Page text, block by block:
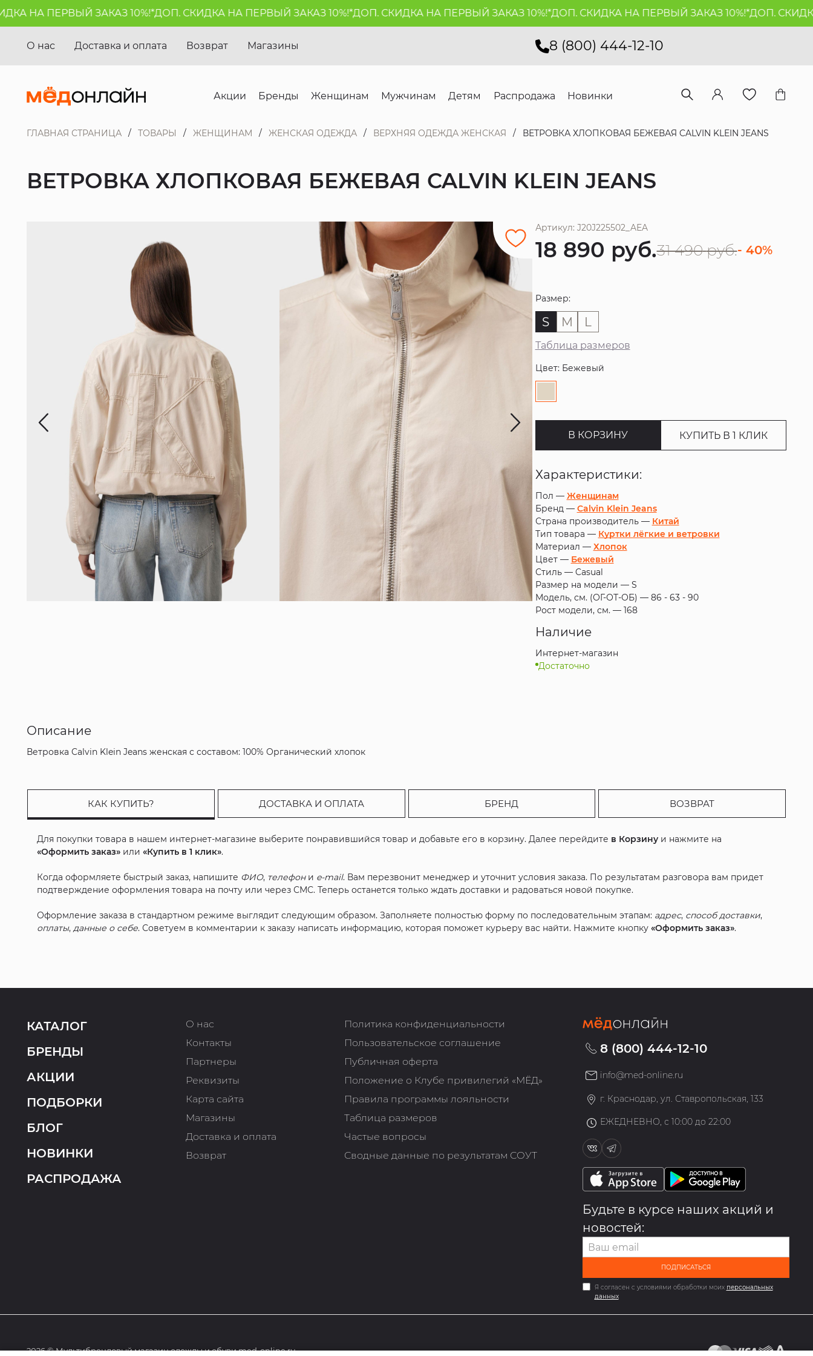
НА ПЕРВЫЙ ЗАКАЗ 10%!*ДОП. СКИДКА НА ПЕРВЫЙ ЗАКАЗ 10%!*ДОП. СКИДКА НА ПЕРВЫЙ ЗАКАЗ 10%!*ДОП. СКИДКА НА ПЕРВЫЙ ЗАКАЗ 10%!*ДОП. СКИДКА
8 (800) 444-12-10
О нас Доставка и оплата Возврат Магазины
Акции Бренды Женщинам Мужчинам Детям Распродажа Новинки
ГЛАВНАЯ СТРАНИЦА ТОВАРЫ ЖЕНЩИНАМ ЖЕНСКАЯ ОДЕЖДА ВЕРХНЯЯ ОДЕЖДА ЖЕНСКАЯ ВЕТРОВКА ХЛОПКОВАЯ БЕЖЕВАЯ CALVIN KLEIN JEANS
ВЕТРОВКА ХЛОПКОВАЯ БЕЖЕВАЯ CALVIN KLEIN JEANS
Артикул: J20J225502_AEA
18 890 руб.31 490 руб.- 40%
Размер:
S M L
Таблица размеров
Цвет: Бежевый
В КОРЗИНУ КУПИТЬ В 1 КЛИК
Характеристики:
Пол — Женщинам
Бренд — Calvin Klein Jeans
Страна производитель — Китай
Тип товара — Куртки лёгкие и ветровки
Материал — Хлопок
Цвет — Бежевый
Стиль — Casual
Размер на модели — S
Модель, см. (ОГ-ОТ-ОБ) — 86 - 63 - 90
Рост модели, см. — 168
Наличие
Интернет-магазин
Достаточно
Описание
Ветровка Calvin Klein Jeans женская с составом: 100% Органический хлопок
КАК КУПИТЬ? ДОСТАВКА И ОПЛАТА БРЕНД ВОЗВРАТ
Для покупки товара в нашем интернет-магазине выберите понравившийся товар и добавьте его в корзину. Далее перейдите в Корзину и нажмите на
«Оформить заказ» или«Купить в 1 клик».
Когда оформляете быстрый заказ, напишите ФИО, телефони e-mail. Вам перезвонит менеджер и уточнит условия заказа. По результатам разговора вам придет
подтверждение оформления товара на почту или через СМС. Теперь останется только ждать доставки и радоваться новой покупке.
Оформление заказа в стандартном режиме выглядит следующим образом. Заполняете полностью форму по последовательным этапам: адрес, способ доставки,
оплаты,данные о себе. Советуем в комментарии к заказу написать информацию, которая поможет курьеру вас найти. Нажмите кнопку«Оформить заказ».
КАТАЛОГ
БРЕНДЫ
АКЦИИ
ПОДБОРКИ
БЛОГ
НОВИНКИ
РАСПРОДАЖА
О нас
Контакты
Партнеры
Реквизиты
Карта сайта
Магазины
Доставка и оплата
Возврат
Политика конфиденциальности
Пользовательское соглашение
Публичная оферта
Положение о Клубе привилегий «МЁД»
Правила программы лояльности
Таблица размеров
Частые вопросы
Сводные данные по результатам СОУТ
8 (800) 444-12-10
info@med-online.ru
г. Краснодар, ул. Ставропольская, 133
ЕЖЕДНЕВНО, с 10:00 до 22:00
Будьте в курсе наших акций и
новостей:
ПОДПИСАТЬСЯ
Я согласен с условиями обработки моих персональных
данных
2026 © Мультибрендовый магазин одежды и обуви med-online.ru